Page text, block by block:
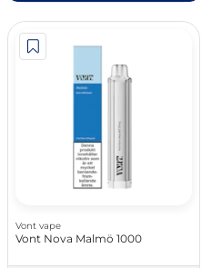
Vont vape
Vont Nova Malmö 1000